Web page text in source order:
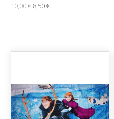
10,00 € 8,50 €